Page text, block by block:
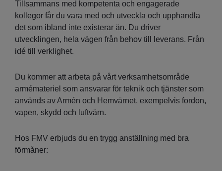
Tillsammans med kompetenta och engagerade
kollegor får du vara med och utveckla och upphandla
det som ibland inte existerar än. Du driver
utvecklingen, hela vägen från behov till leverans. Från
idé till verklighet.
Du kommer att arbeta på vårt verksamhetsområde
armémateriel som ansvarar för teknik och tjänster som
används av Armén och Hemvärnet, exempelvis fordon,
vapen, skydd och luftvärn.
Hos FMV erbjuds du en trygg anställning med bra
förmåner: